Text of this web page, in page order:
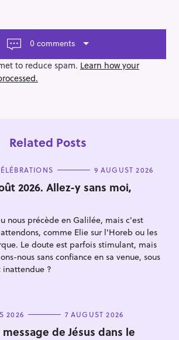
0 comments
to reduce spam. Learn how your
Related Posts
9 AUGUST 2026
2026. Allez-y sans moi,
nous précède en Galilée, mais c'est
comme Elie sur l'Horeb ou les
Le doute est parfois stimulant, mais
nous sans confiance en sa venue, sous
inattendue ?
2026 7 AUGUST 2026
de Jésus dans le